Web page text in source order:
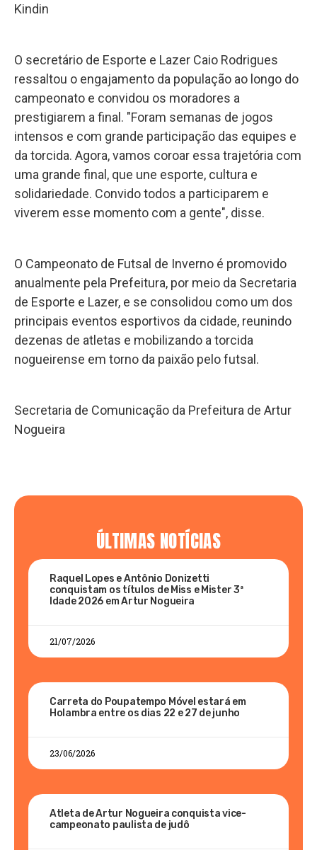
Kindin
O secretário de Esporte e Lazer Caio Rodrigues
ressaltou o engajamento da população ao longo do
campeonato e convidou os moradores a
prestigiarem a final. "Foram semanas de jogos
intensos e com grande participação das equipes e
da torcida. Agora, vamos coroar essa trajetória com
uma grande final, que une esporte, cultura e
solidariedade. Convido todos a participarem e
viverem esse momento com a gente", disse.
O Campeonato de Futsal de Inverno é promovido
anualmente pela Prefeitura, por meio da Secretaria
de Esporte e Lazer, e se consolidou como um dos
principais eventos esportivos da cidade, reunindo
dezenas de atletas e mobilizando a torcida
nogueirense em torno da paixão pelo futsal.
Secretaria de Comunicação da Prefeitura de Artur
Nogueira
ÚLTIMAS NOTÍCIAS
Raquel Lopes e Antônio Donizetti
conquistam os títulos de Miss e Mister 3ª
Idade 2026 em Artur Nogueira
21/07/2026
Carreta do Poupatempo Móvel estará em
Holambra entre os dias 22 e 27 de junho
23/06/2026
Atleta de Artur Nogueira conquista vice-
campeonato paulista de judô